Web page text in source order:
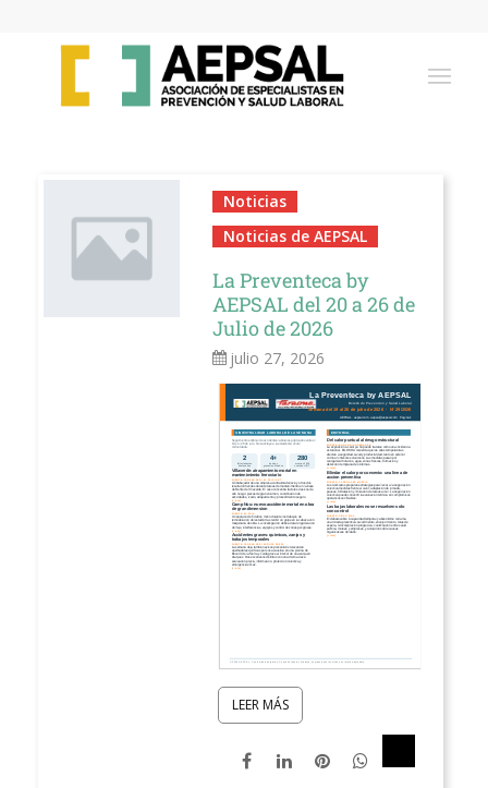
Noticias
Noticias de AEPSAL
La Preventeca by
AEPSAL del 20 a 26 de
Julio de 2026
julio 27, 2026
LEER MÁS